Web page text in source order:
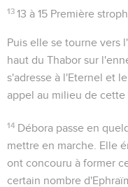
13 13 à 15 Première
Puis elle se tourne vers
haut du Thabor sur
s'adresse à l'Eternel et
appel au milieu de cette
14 Débora passe en
mettre en marche. Elle
ont concouru à former
certain nombre d'